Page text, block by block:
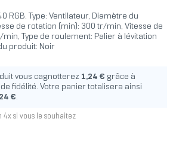
RGB. Type: Ventilateur, Diamètre du
de rotation (min): 300 tr/min, Vitesse de
Type de roulement: Palier à lévitation
produit: Noir
vous cagnotterez 1,24 € grâce à
fidélité. Votre panier totalisera ainsi
€.
4x si vous le souhaitez